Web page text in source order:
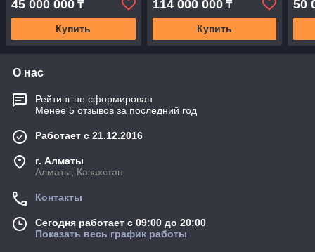
45 000 000 ₸
Купить
114 000 000₸
Купить
50
О нас
Рейтинг не сформирован
Менее 5 отзывов за последний год
Работает с 21.12.2016
г. Алматы
Алматы, Казахстан
Контакты
Сегодня работает с 09:00 до 20:00
Показать весь график работы